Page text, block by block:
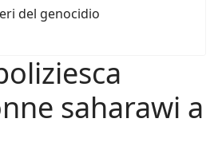
del genocidio
saharawi a